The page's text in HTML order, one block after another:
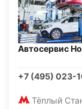
Автосервис
+7 (495) 023-
Тёплый